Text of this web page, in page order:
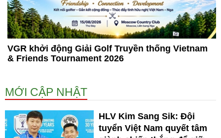
VGR khởi động Giải Golf Truyền thống Vietnam
& Friends Tournament 2026
MỚI CẬP NHẬT
HLV Kim Sang Sik: Đội
tuyển Việt Nam quyết tâm